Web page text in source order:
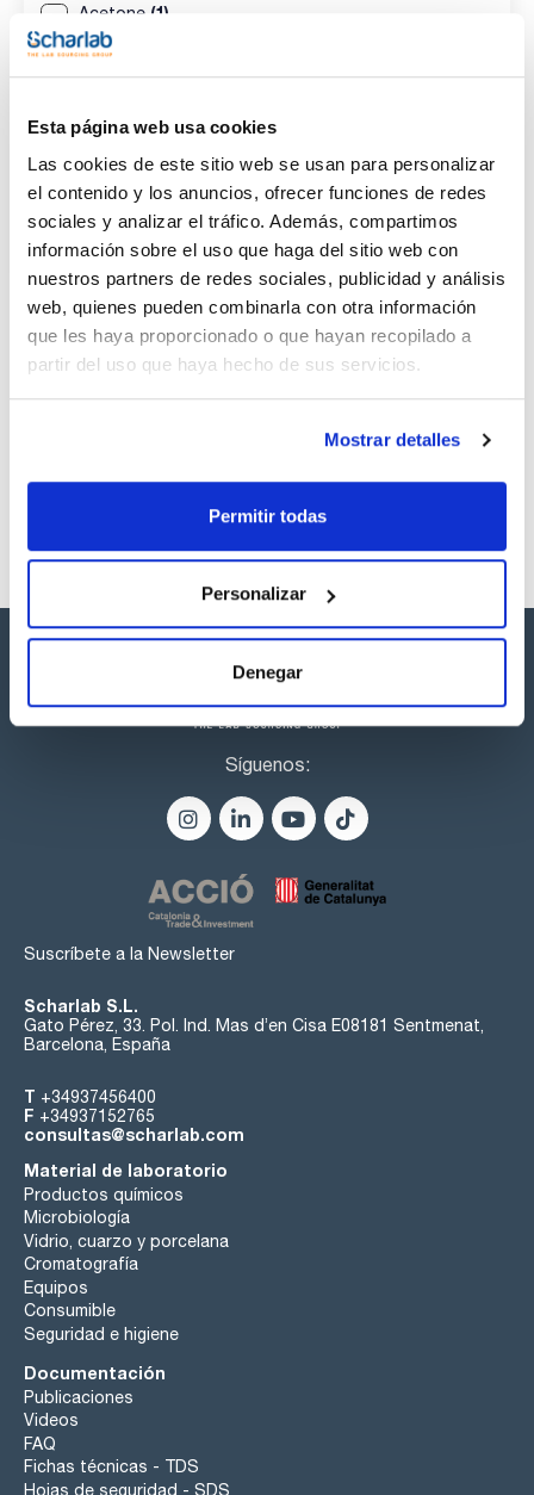
Esta página web usa cookies
Las cookies de este sitio web se usan para personalizar
el contenido y los anuncios, ofrecer funciones de redes
sociales y analizar el tráfico. Además, compartimos
información sobre el uso que haga del sitio web con
nuestros partners de redes sociales, publicidad y análisis
web, quienes pueden combinarla con otra información
que les haya proporcionado o que hayan recopilado a
partir del uso que haya hecho de sus servicios.
Mostrar detalles
Permitir todas
Personalizar
Denegar
Acetone (1)
Envase
Ampoule (1)
1 mL(1)
Disolvente
Acetone
Envase
Ampoule
Volumen
1 mL
Comprar
Síguenos:
Suscríbete a la Newsletter
Scharlab S.L.
Gato Pérez, 33. Pol. Ind. Mas d’en Cisa E08181 Sentmenat,
Barcelona, España
T +34937456400
F +34937152765
consultas@scharlab.com
Material de laboratorio
Productos químicos
Microbiología
Vidrio, cuarzo y porcelana
Cromatografía
Equipos
Consumible
Seguridad e higiene
Documentación
Publicaciones
Videos
FAQ
Fichas técnicas - TDS
Hojas de seguridad - SDS